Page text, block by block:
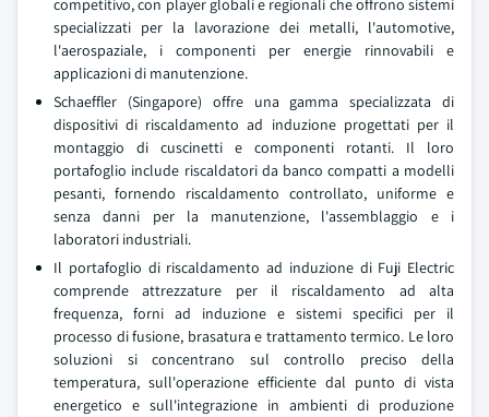
competitivo, con player globali e regionali che offrono sistemi
specializzati per la lavorazione dei metalli, l'automotive,
l'aerospaziale, i componenti per energie rinnovabili e
applicazioni di manutenzione.
Schaeffler (Singapore) offre una gamma specializzata di
dispositivi di riscaldamento ad induzione progettati per il
montaggio di cuscinetti e componenti rotanti. Il loro
portafoglio include riscaldatori da banco compatti a modelli
pesanti, fornendo riscaldamento controllato, uniforme e
senza danni per la manutenzione, l'assemblaggio e i
laboratori industriali.
Il portafoglio di riscaldamento ad induzione di Fuji Electric
comprende attrezzature per il riscaldamento ad alta
frequenza, forni ad induzione e sistemi specifici per il
processo di fusione, brasatura e trattamento termico. Le loro
soluzioni si concentrano sul controllo preciso della
temperatura, sull'operazione efficiente dal punto di vista
energetico e sull'integrazione in ambienti di produzione